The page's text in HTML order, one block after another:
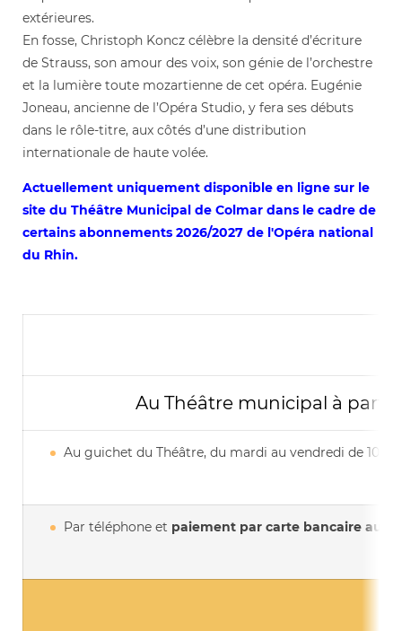
extérieures.
En fosse, Christoph Koncz célèbre la densité d’écriture
de Strauss, son amour des voix, son génie de l’orchestre
et la lumière toute mozartienne de cet opéra. Eugénie
Joneau, ancienne de l’Opéra Studio, y fera ses débuts
dans le rôle-titre, aux côtés d’une distribution
internationale de haute volée.
Actuellement uniquement disponible en ligne sur le
site du Théâtre Municipal de Colmar dans le cadre de
certains abonnements 2026/2027 de l'Opéra national
du Rhin.
Au Théâtre municipal à partir
Au guichet du Théâtre, du mardi au vendredi de 10h à
Par téléphone et paiement par carte bancaire au